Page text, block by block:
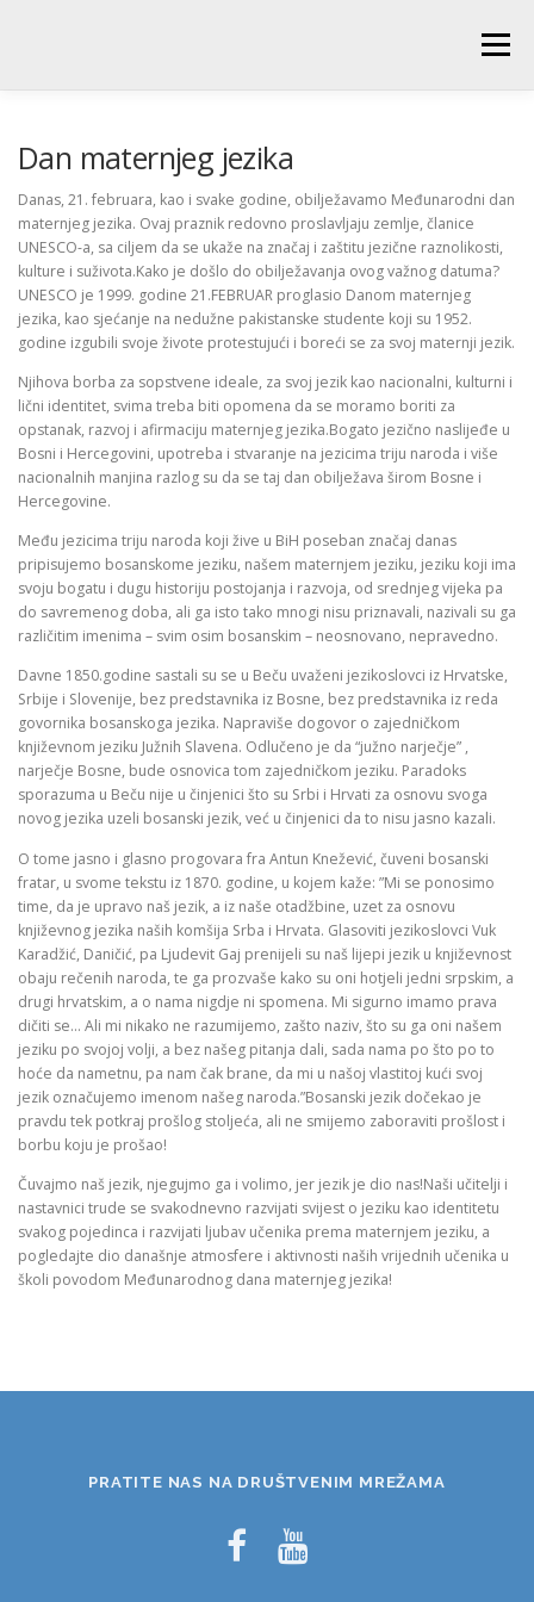
Menu
RODITELJI PEDAGOŠKA SLUŽBA BIBLIOTEKA
PRODUŽENI BORAVAK
Dan maternjeg jezika
Danas, 21. februara, kao i svake godine, obilježavamo Međunarodni dan
maternjeg jezika. Ovaj praznik redovno proslavljaju zemlje, članice
UNESCO-a, sa ciljem da se ukaže na značaj i zaštitu jezične raznolikosti,
kulture i suživota.Kako je došlo do obilježavanja ovog važnog datuma?
UNESCO je 1999. godine 21.FEBRUAR proglasio Danom maternjeg
jezika, kao sjećanje na nedužne pakistanske studente koji su 1952.
godine izgubili svoje živote protestujući i boreći se za svoj maternji jezik.
Njihova borba za sopstvene ideale, za svoj jezik kao nacionalni, kulturni i
lični identitet, svima treba biti opomena da se moramo boriti za
opstanak, razvoj i afirmaciju maternjeg jezika.Bogato jezično naslijeđe u
Bosni i Hercegovini, upotreba i stvaranje na jezicima triju naroda i više
nacionalnih manjina razlog su da se taj dan obilježava širom Bosne i
Hercegovine.
Među jezicima triju naroda koji žive u BiH poseban značaj danas
pripisujemo bosanskome jeziku, našem maternjem jeziku, jeziku koji ima
svoju bogatu i dugu historiju postojanja i razvoja, od srednjeg vijeka pa
do savremenog doba, ali ga isto tako mnogi nisu priznavali, nazivali su ga
različitim imenima – svim osim bosanskim – neosnovano, nepravedno.
Davne 1850.godine sastali su se u Beču uvaženi jezikoslovci iz Hrvatske,
Srbije i Slovenije, bez predstavnika iz Bosne, bez predstavnika iz reda
govornika bosanskoga jezika. Napraviše dogovor o zajedničkom
književnom jeziku Južnih Slavena. Odlučeno je da “južno narječje” ,
narječje Bosne, bude osnovica tom zajedničkom jeziku. Paradoks
sporazuma u Beču nije u činjenici što su Srbi i Hrvati za osnovu svoga
novog jezika uzeli bosanski jezik, već u činjenici da to nisu jasno kazali.
O tome jasno i glasno progovara fra Antun Knežević, čuveni bosanski
fratar, u svome tekstu iz 1870. godine, u kojem kaže: ”Mi se ponosimo
time, da je upravo naš jezik, a iz naše otadžbine, uzet za osnovu
književnog jezika naših komšija Srba i Hrvata. Glasoviti jezikoslovci Vuk
Karadžić, Daničić, pa Ljudevit Gaj prenijeli su naš lijepi jezik u književnost
obaju rečenih naroda, te ga prozvaše kako su oni hotjeli jedni srpskim, a
drugi hrvatskim, a o nama nigdje ni spomena. Mi sigurno imamo prava
dičiti se… Ali mi nikako ne razumijemo, zašto naziv, što su ga oni našem
jeziku po svojoj volji, a bez našeg pitanja dali, sada nama po što po to
hoće da nametnu, pa nam čak brane, da mi u našoj vlastitoj kući svoj
jezik označujemo imenom našeg naroda.”Bosanski jezik dočekao je
pravdu tek potkraj prošlog stoljeća, ali ne smijemo zaboraviti prošlost i
borbu koju je prošao!
Čuvajmo naš jezik, njegujmo ga i volimo, jer jezik je dio nas!Naši učitelji i
nastavnici trude se svakodnevno razvijati svijest o jeziku kao identitetu
svakog pojedinca i razvijati ljubav učenika prema maternjem jeziku, a
pogledajte dio današnje atmosfere i aktivnosti naših vrijednih učenika u
školi povodom Međunarodnog dana maternjeg jezika!
PRATITE NAS NA DRUŠTVENIM MREŽAMA